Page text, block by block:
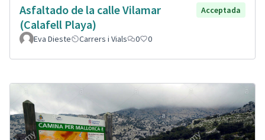
Asfaltado de la calle Vilamar
(Calafell Playa)
Acceptada
Eva Dieste Carrers i Vials 0 0